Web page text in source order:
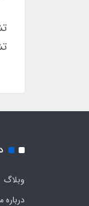
وبلاگ
درباره